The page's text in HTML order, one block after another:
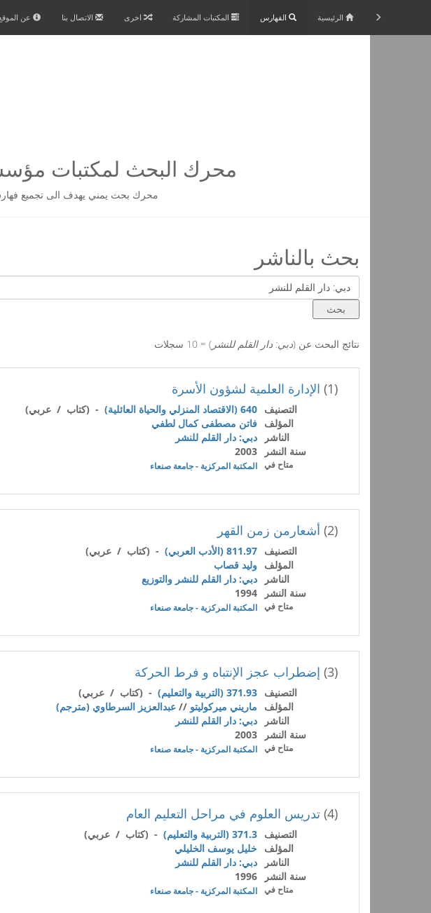
عن الاتصال بنا اخرى المكتبات المشاركة الفهارس الرئيسية
محرك البحث لمكتبات
محرك بحث يمني يهدف الى تجميع
بحث بالناشر
نتائج البحث عن (دبي: دار القلم للنشر ) = 10 سجلات
(1) الإدارة العلمية لشؤون الأسرة
التصنيف 640 (الاقتصاد المنزلي والحياة العائلية)
- (كتاب / عربي)
المؤلف فاتن مصطفى كمال لطفي
الناشر
دبي: دار القلم للنشر
سنة النشر
2003
متاح في المكتبة المركزية - جامعة صنعاء
(2) أشعارمن زمن القهر
التصنيف 811.97 (الأدب العربي)
- (كتاب / عربي)
المؤلف وليد قصاب
الناشر
دبي: دار القلم للنشر والتوزيع
سنة النشر
1994
متاح في المكتبة المركزية - جامعة صنعاء
(3) إضطراب عجز الإنتباه و فرط الحركة
التصنيف 371.93 (التربية والتعليم)
- (كتاب / عربي)
المؤلف
ماريني ميركوليتو // عبدالعزيز السرطاوي (مترجم)
الناشر
دبي: دار القلم للنشر
سنة النشر
2003
متاح في المكتبة المركزية - جامعة صنعاء
(4) تدريس العلوم في مراحل التعليم العام
التصنيف 371.3 (التربية والتعليم)
- (كتاب / عربي)
المؤلف خليل يوسف الخليلي
الناشر
دبي: دار القلم للنشر
سنة النشر
1996
متاح في المكتبة المركزية - جامعة صنعاء